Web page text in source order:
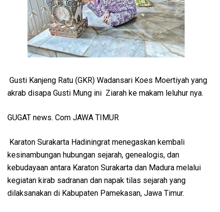
Gusti Kanjeng Ratu (GKR) Wadansari Koes Moertiyah yang
akrab disapa Gusti Mung ini Ziarah ke makam leluhur nya.
GUGAT news. Com JAWA TIMUR
Karaton Surakarta Hadiningrat menegaskan kembali
kesinambungan hubungan sejarah, genealogis, dan
kebudayaan antara Karaton Surakarta dan Madura melalui
kegiatan kirab sadranan dan napak tilas sejarah yang
dilaksanakan di Kabupaten Pamekasan, Jawa Timur.